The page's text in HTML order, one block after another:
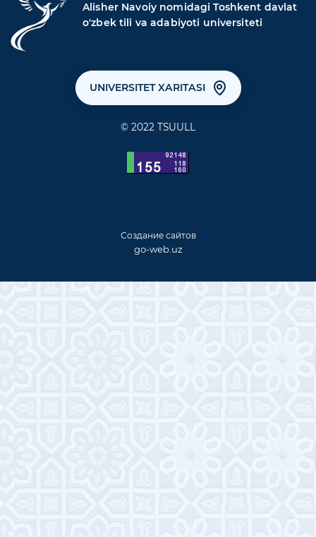
Alisher Navoiy nomidagi Toshkent davlat
o'zbek tili va adabiyoti universiteti
UNIVERSITET XARITASI
© 2022 TSUULL
Создание сайтов
go-web.uz